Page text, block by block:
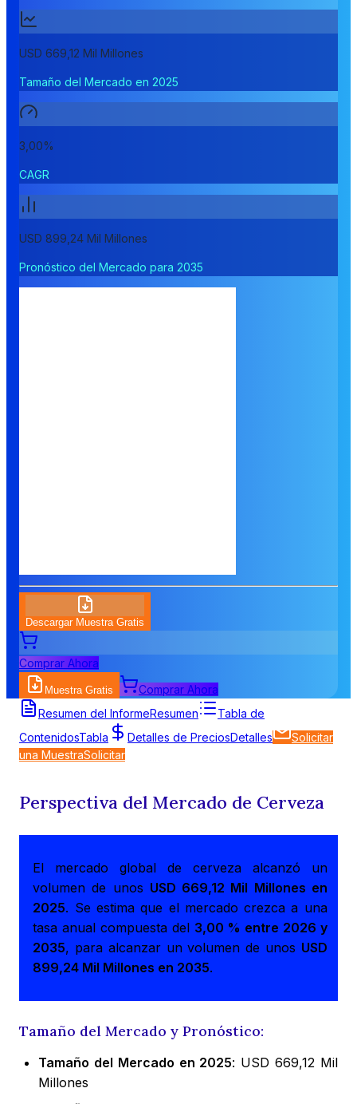
USD 669,12 Mil Millones
Tamaño del Mercado en 2025
3,00%
CAGR
USD 899,24 Mil Millones
Pronóstico del Mercado para 2035
Descargar Muestra Gratis
Comprar Ahora
Muestra Gratis
Comprar Ahora
Resumen del InformeResumen
Tabla de
ContenidosTabla Detalles de PreciosDetalles
Solicitar
una MuestraSolicitar
Perspectiva del Mercado de Cerveza
El mercado global de cerveza alcanzó un
volumen de unos USD 669,12 Mil Millones en
2025. Se estima que el mercado crezca a una
tasa anual compuesta del 3,00 % entre 2026 y
2035, para alcanzar un volumen de unos USD
899,24 Mil Millones en 2035.
Tamaño del Mercado y Pronóstico:
Tamaño del Mercado en 2025: USD 669,12 Mil
Millones